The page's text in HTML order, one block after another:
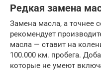
Редкая замена
Замена масла, а точнее
рекомендует
масла — ставит на
100.000 км. пробега.
которые не умеют